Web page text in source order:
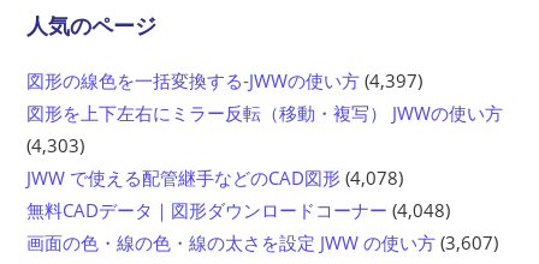
人気のページ
図形の線色を一括変換する-JWWの使い方 (4,397)
図形を上下左右にミラー反転（移動・複写） JWWの使い方
(4,303)
JWW で使える配管継手などのCAD図形 (4,078)
無料CADデータ｜図形ダウンロードコーナー (4,048)
画面の色・線の色・線の太さを設定 JWW の使い方 (3,607)